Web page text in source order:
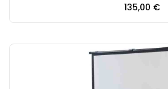
Precio
135,00 €